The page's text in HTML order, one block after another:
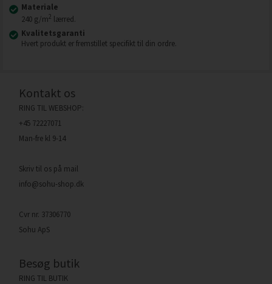
Materiale
240 g/m2 lærred.
Kvalitetsgaranti
Hvert produkt er fremstillet specifikt til din ordre.
Kontakt os
RING TIL WEBSHOP:
+45 72227071
Man-fre kl 9-14
Skriv til os på mail
info@sohu-shop.dk
Cvr nr. 37306770
Sohu ApS
Besøg butik
RING TIL BUTIK